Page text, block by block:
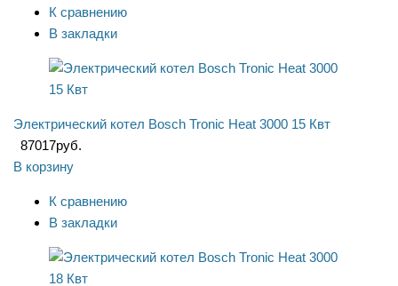
К сравнению
В закладки
Электрический котел Bosch Tronic Heat 3000 15 Квт
87017руб.
В корзину
К сравнению
В закладки